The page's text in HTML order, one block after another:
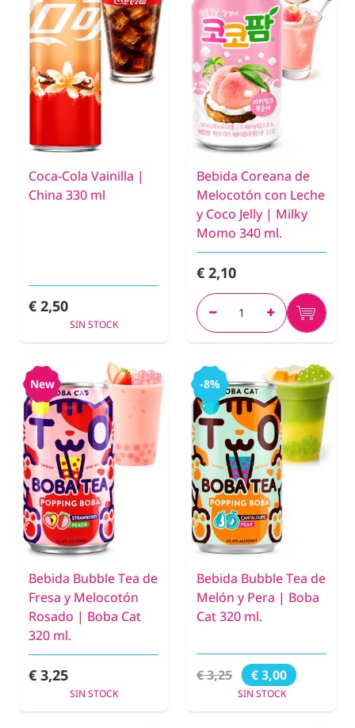
Coca-Cola Vainilla |
China 330 ml
€ 2,50
SIN STOCK
Bebida Coreana de
Melocotón con Leche
y Coco Jelly | Milky
Momo 340 ml.
€ 2,10
New
Bebida Bubble Tea de
Fresa y Melocotón
Rosado | Boba Cat
320 ml.
€ 3,25
SIN STOCK
-8%
Bebida Bubble Tea de
Melón y Pera | Boba
Cat 320 ml.
€ 3,25 € 3,00
SIN STOCK